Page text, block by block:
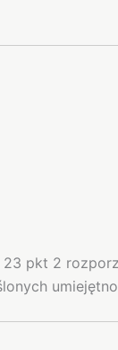
pkt 2